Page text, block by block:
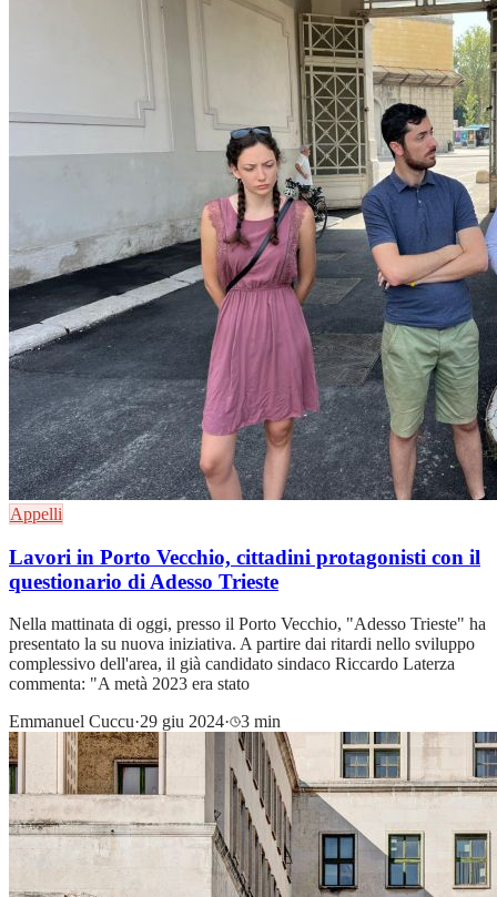
Appelli
Lavori in Porto Vecchio, cittadini protagonisti con il
questionario di Adesso Trieste
Nella mattinata di oggi, presso il Porto Vecchio, "Adesso Trieste" ha
presentato la su nuova iniziativa. A partire dai ritardi nello sviluppo
complessivo dell'area, il già candidato sindaco Riccardo Laterza
commenta: "A metà 2023 era stato
Emmanuel Cuccu·29 giu 2024· 3 min